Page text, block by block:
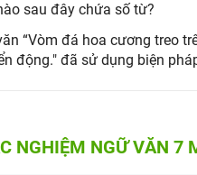
sau đây chứa số từ?
“Vòm đá hoa cương treo
động." đã sử dụng biện
NGHIỆM NGỮ VĂN 7